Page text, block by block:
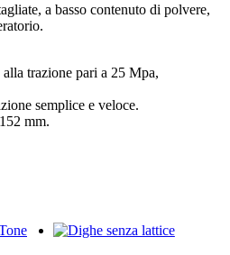
a basso contenuto di polvere,
trazione pari a 25 Mpa,
semplice e veloce.
mm.